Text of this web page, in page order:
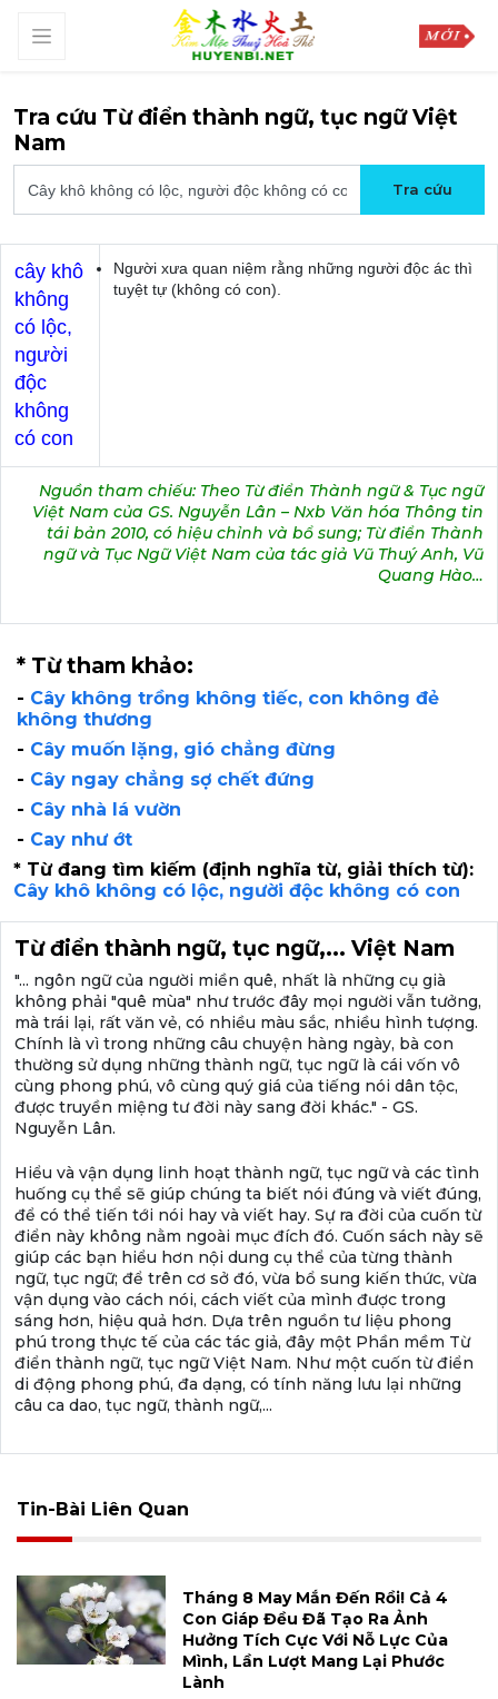
Tra cứu Từ điển thành ngữ, tục ngữ Việt
Nam
cây khô
không
có lộc,
người
độc
không
có con
Người xưa quan niệm rằng những người độc ác thì
tuyệt tự (không có con).
Nguồn tham chiếu: Theo Từ điển Thành ngữ & Tục ngữ
Việt Nam của GS. Nguyễn Lân – Nxb Văn hóa Thông tin
tái bản 2010, có hiệu chỉnh và bổ sung; Từ điển Thành
ngữ và Tục Ngữ Việt Nam của tác giả Vũ Thuý Anh, Vũ
Quang Hào…
* Từ tham khảo:
- Cây không trồng không tiếc, con không đẻ
không thương
- Cây muốn lặng, gió chẳng đừng
- Cây ngay chẳng sợ chết đứng
- Cây nhà lá vườn
- Cay như ớt
* Từ đang tìm kiếm (định nghĩa từ, giải thích từ):
Cây khô không có lộc, người độc không có con
Từ điển thành ngữ, tục ngữ,... Việt Nam
"... ngôn ngữ của người miền quê, nhất là những cụ già
không phải "quê mùa" như trước đây mọi người vẫn tưởng,
mà trái lại, rất văn vẻ, có nhiều màu sắc, nhiều hình tượng.
Chính là vì trong những câu chuyện hàng ngày, bà con
thường sử dụng những thành ngữ, tục ngữ là cái vốn vô
cùng phong phú, vô cùng quý giá của tiếng nói dân tộc,
được truyền miệng tư đời này sang đời khác." - GS.
Nguyễn Lân.
Hiểu và vận dụng linh hoạt thành ngữ, tục ngữ và các tình
huống cụ thể sẽ giúp chúng ta biết nói đúng và viết đúng,
để có thể tiến tới nói hay và viết hay. Sự ra đời của cuốn từ
điển này không nằm ngoài mục đích đó. Cuốn sách này sẽ
giúp các bạn hiểu hơn nội dung cụ thể của từng thành
ngữ, tục ngữ; để trên cơ sở đó, vừa bổ sung kiến thức, vừa
vận dụng vào cách nói, cách viết của mình được trong
sáng hơn, hiệu quả hơn. Dựa trên nguồn tư liệu phong
phú trong thực tế của các tác giả, đây một Phần mềm Từ
điển thành ngữ, tục ngữ Việt Nam. Như một cuốn từ điển
di động phong phú, đa dạng, có tính năng lưu lại những
câu ca dao, tục ngữ, thành ngữ,...
Tin-Bài Liên Quan
Tháng 8 May Mắn Đến Rồi! Cả 4
Con Giáp Đều Đã Tạo Ra Ảnh
Hưởng Tích Cực Với Nỗ Lực Của
Mình, Lần Lượt Mang Lại Phước
Lành